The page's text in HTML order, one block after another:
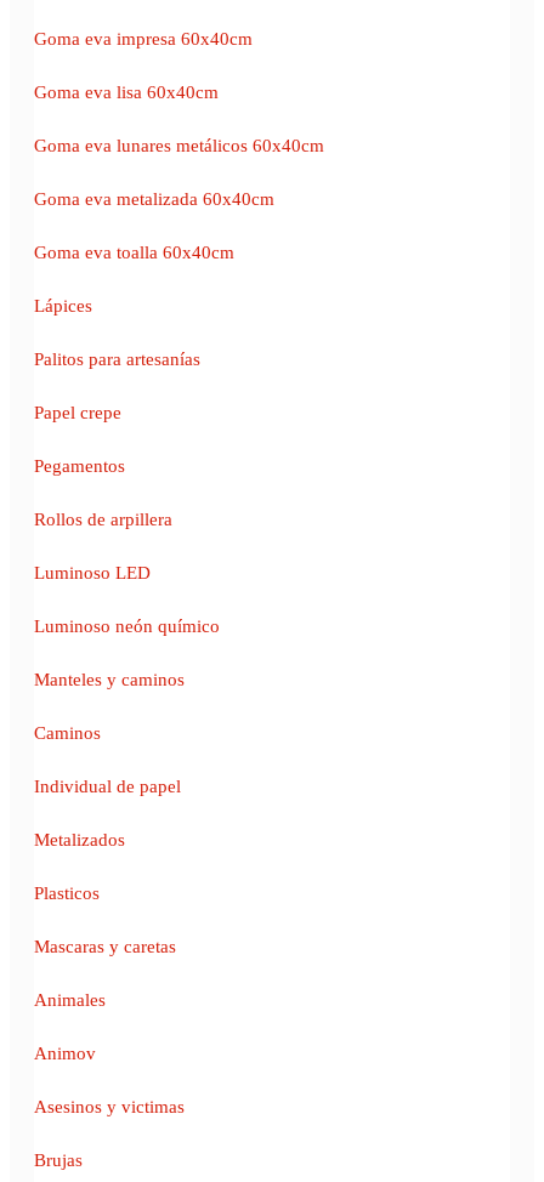
Goma eva impresa 60x40cm
Goma eva lisa 60x40cm
Goma eva lunares metálicos 60x40cm
Goma eva metalizada 60x40cm
Goma eva toalla 60x40cm
Lápices
Palitos para artesanías
Papel crepe
Pegamentos
Rollos de arpillera
Luminoso LED
Luminoso neón químico
Manteles y caminos
Caminos
Individual de papel
Metalizados
Plasticos
Mascaras y caretas
Animales
Animov
Asesinos y victimas
Brujas